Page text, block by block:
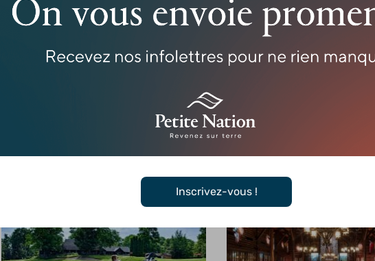
Inscrivez-vous !
Le Mulligan – Fairmont Le Château
Montebello
Spa – Fairmont Le Château
Montebello